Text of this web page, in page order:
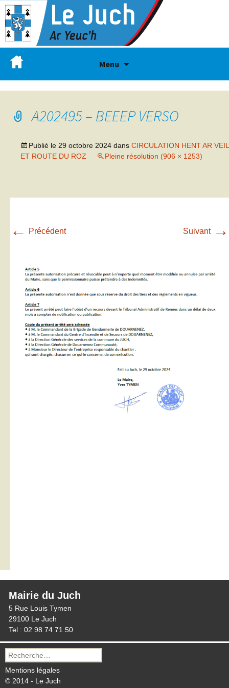
Menu
A202495 – BEEEP VERSO
Publié le 29 octobre 2024 dans CIRCULATION HENT AR VEIL
ET ROUTE DU ROZ
Pleine résolution (906 × 1253)
← Précédent Suivant →
Mairie du Juch
5 Rue Louis Tymen
29100 Le Juch
Tel : 02 98 74 71 50
Recherche
pour :
Mentions légales
© 2014 - Le Juch